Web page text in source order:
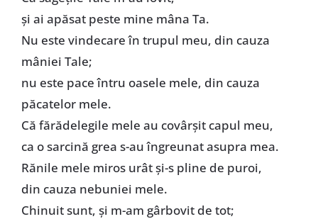
și ai apăsat peste mine mâna Ta.
Nu este vindecare în trupul meu, din cauza
mâniei Tale;
nu este pace întru oasele mele, din cauza
păcatelor mele.
Că fărădelegile mele au covârșit capul meu,
ca o sarcină grea s-au îngreunat asupra mea.
Rănile mele miros urât și-s pline de puroi,
din cauza nebuniei mele.
Chinuit sunt, și m-am gârbovit de tot;